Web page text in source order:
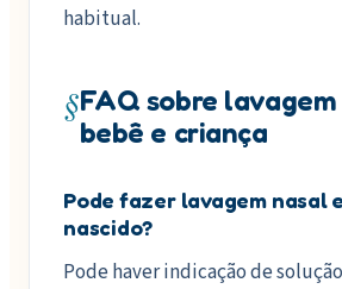
habitual.
§FAQ sobre
bebê e criança
Pode fazer lavagem nasal
nascido?
Pode haver indicação de